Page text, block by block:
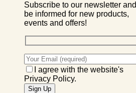
Subscribe to our newsletter and
be informed for new products,
events and offers!
I agree with the website's
Privacy Policy.